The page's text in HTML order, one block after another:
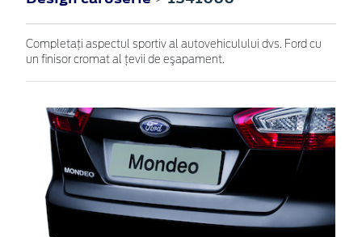
Completaţi aspectul sportiv al autovehiculului dvs. Ford cu
un finisor cromat al ţevii de eşapament.